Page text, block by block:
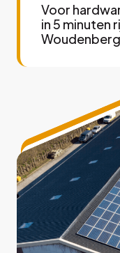
Voor
in 5 minuten